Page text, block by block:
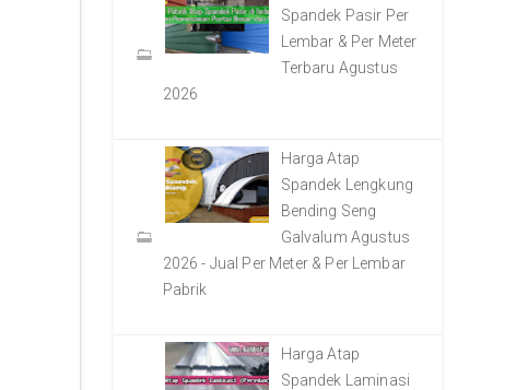
Spandek Pasir Per
Lembar & Per Meter
Terbaru Agustus
2026
Harga Atap
Spandek Lengkung
Bending Seng
Galvalum Agustus
2026 - Jual Per Meter & Per Lembar
Pabrik
Harga Atap
Spandek Laminasi